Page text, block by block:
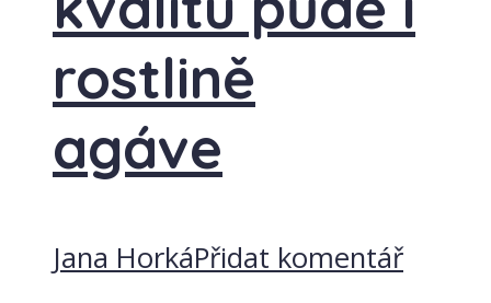
rostlině
agáve
Jana HorkáPřidat komentář